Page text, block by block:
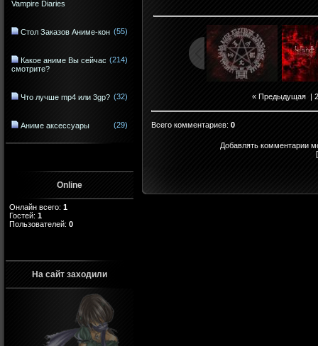
Vampire Diaries
Стол Заказов Аниме-кон (55)
Какое аниме Вы сейчас
смотрите?
(214)
Что лучше mp4 или 3gp? (32)
Аниме аксессуары (29)
Online
Онлайн всего: 1
Гостей: 1
Пользователей: 0
На сайт заходили
« Предыдущая |
Всего комментариев: 0
Добавлять комментарии